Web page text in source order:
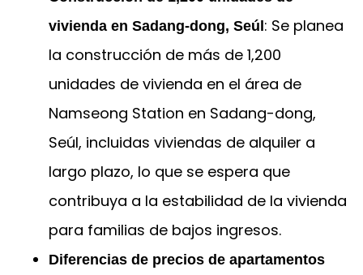
vivienda en Sadang-dong, Seúl : Se planea
la construcción de más de 1,200
unidades de vivienda en el área de
Namseong Station en Sadang-dong,
Seúl, incluidas viviendas de alquiler a
largo plazo, lo que se espera que
contribuya a la estabilidad de la vivienda
para familias de bajos ingresos.
Diferencias de precios de apartamentos